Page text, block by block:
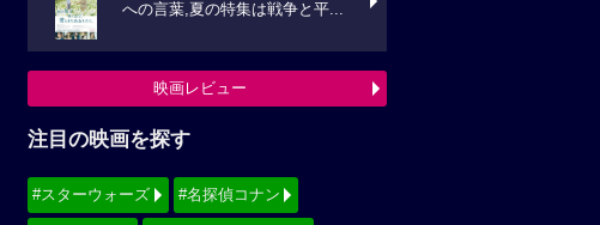
への言葉,夏の特集は戦争と平...
映画レビュー
注目の映画を探す
#スターウォーズ #名探偵コナン